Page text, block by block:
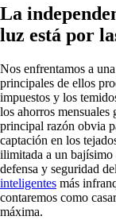
La
luz está por
Nos enfrentamos a
principales de ellos
impuestos y los
los ahorros mensuales
principal razón obvia
captación en los
ilimitada a un bajísimo
defensa y seguridad
inteligentes más
contaremos como
máxima.